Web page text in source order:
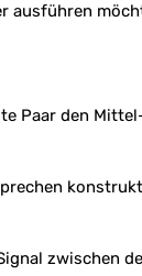
ausführen
Paar den
zwischen